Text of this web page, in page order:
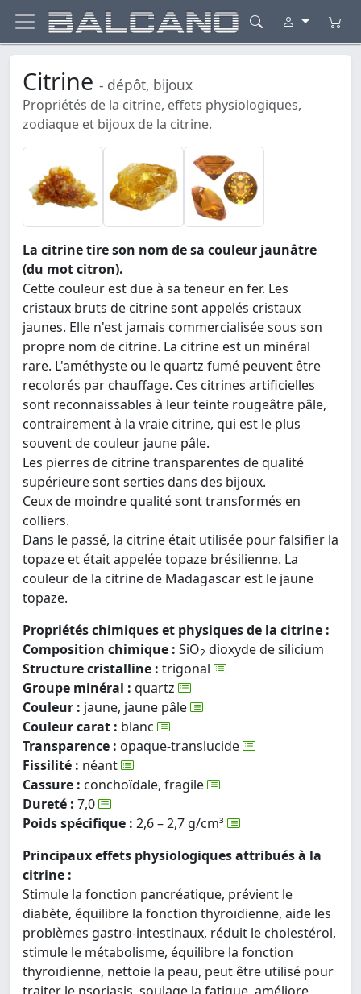
Citrine - dépôt, bijoux
Propriétés de la citrine, effets physiologiques,
zodiaque et bijoux de la citrine.
La citrine tire son nom de sa couleur jaunâtre
(du mot citron).
Cette couleur est due à sa teneur en fer. Les
cristaux bruts de citrine sont appelés cristaux
jaunes. Elle n'est jamais commercialisée sous son
propre nom de citrine. La citrine est un minéral
rare. L'améthyste ou le quartz fumé peuvent être
recolorés par chauffage. Ces citrines artificielles
sont reconnaissables à leur teinte rougeâtre pâle,
contrairement à la vraie citrine, qui est le plus
souvent de couleur jaune pâle.
Les pierres de citrine transparentes de qualité
supérieure sont serties dans des bijoux.
Ceux de moindre qualité sont transformés en
colliers.
Dans le passé, la citrine était utilisée pour falsifier la
topaze et était appelée topaze brésilienne. La
couleur de la citrine de Madagascar est le jaune
topaze.
Propriétés chimiques et physiques de la citrine :
Composition chimique : SiO2 dioxyde de silicium
Structure cristalline : trigonal
Groupe minéral : quartz
Couleur : jaune, jaune pâle
Couleur carat : blanc
Transparence : opaque-translucide
Fissilité : néant
Cassure : conchoïdale, fragile
Dureté : 7,0
Poids spécifique : 2,6 – 2,7 g/cm³
Principaux effets physiologiques attribués à la
citrine :
Stimule la fonction pancréatique, prévient le
diabète, équilibre la fonction thyroïdienne, aide les
problèmes gastro-intestinaux, réduit le cholestérol,
stimule le métabolisme, équilibre la fonction
thyroïdienne, nettoie la peau, peut être utilisé pour